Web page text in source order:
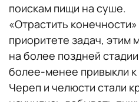
поискам пищи на суше.
«Отрастить
приоритете задач, этим
на более поздней
более-менее привыкли
Череп и челюсти стали